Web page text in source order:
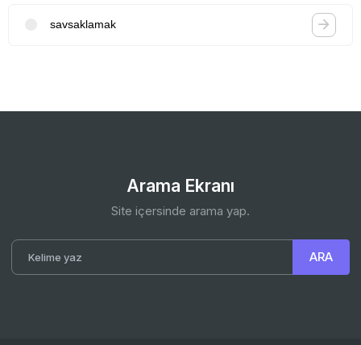
savsaklamak
Arama Ekranı
Site içersinde arama yap.